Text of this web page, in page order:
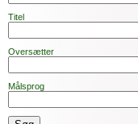
Titel
Oversætter
Målsprog